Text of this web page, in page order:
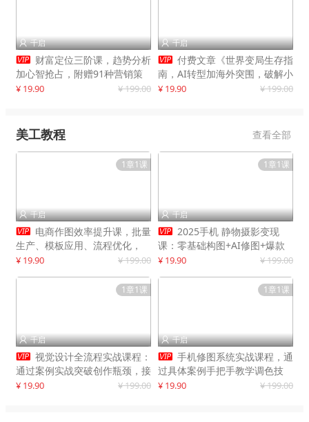
 千启
 财富定位三阶课，趋势分析
加心智抢占，附赠91种营销策
略模型
¥ 19.90 ¥ 199.00
 千启
 付费文章《世界变局生存指
南，AI转型加海外突围，破解小
城市生存陷阱》
¥ 19.90 ¥ 199.00
美工教程 查看全部
1章1课
 千启
 电商作图效率提升课，批量
生产、模板应用、流程优化，
20+细分品类实操案例，月赚3
¥ 19.90 ¥ 199.00
1章1课
 千启
 2025手机 静物摄影变现
课：零基础构图+AI修图+爆款
创作
¥ 19.90 ¥ 199.00
1章1课
 千启
 视觉设计全流程实战课程：
通过案例实战突破创作瓶颈，接
单月入20000+
¥ 19.90 ¥ 199.00
1章1课
 千启
 手机修图系统实战课程，通
过具体案例手把手教学调色技
巧，实现副业变现
¥ 19.90 ¥ 199.00